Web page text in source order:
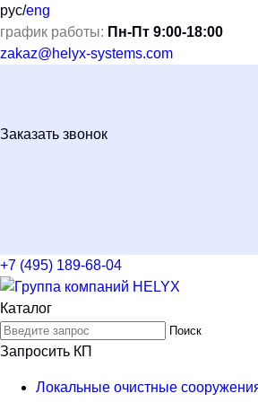
рус/eng
график работы: Пн-Пт 9:00-18:00
zakaz@helyx-systems.com
Заказать звонок
+7 (495) 189-68-04
Каталог
Поиск
Запросить КП
Локальные очистные